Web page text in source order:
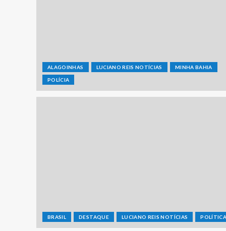
ALAGOINHAS LUCIANO REIS NOTÍCIAS MINHA BAHIA
POLÍCIA
BRASIL DESTAQUE LUCIANO REIS NOTÍCIAS POLÍTICA